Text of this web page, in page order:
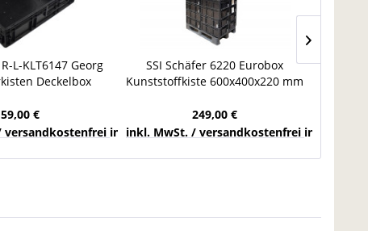
23,99 €
L-KLT6147 Georg
Deckelbox
59,00 €
versandkostenfrei innerhalb Deutschlands
SSI Schäfer 6220 Eurobox
Kunststoffkiste 600x400x220 mm
249,00 €
inkl. MwSt. / versandkostenfrei innerhalb